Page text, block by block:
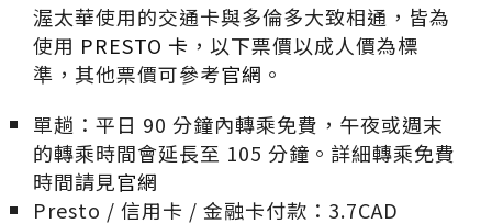
渥太華使用的交通卡與多倫多大致相通，皆為
使用 PRESTO 卡 ，以下票價以成人價為標
準，其他票價可參考官網 。
單趟：平日 90 分鐘內轉乘免費，午夜或週末
的轉乘時間會延長至 105 分鐘。詳細轉乘免費
時間請見官網
Presto / 信用卡 / 金融卡付款：3.7CAD